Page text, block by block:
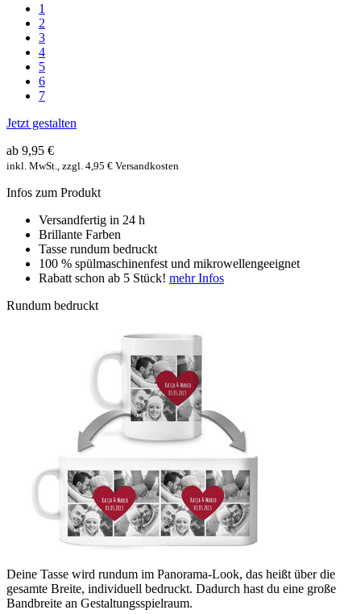
1
2
3
4
5
6
7
Jetzt gestalten
ab 9,95 €
inkl. MwSt., zzgl. 4,95 € Versandkosten
Infos zum Produkt
Versandfertig in 24 h
Brillante Farben
Tasse rundum bedruckt
100 % spülmaschinenfest und mikrowellengeeignet
Rabatt schon ab 5 Stück! mehr Infos
Rundum bedruckt
Deine Tasse wird rundum im Panorama-Look, das heißt über die
gesamte Breite, individuell bedruckt. Dadurch hast du eine große
Bandbreite an Gestaltungsspielraum.